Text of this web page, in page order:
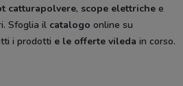
catturapolvere, scope elettriche e
Sfoglia il catalogo online su
i prodotti e le offerte vileda in corso.